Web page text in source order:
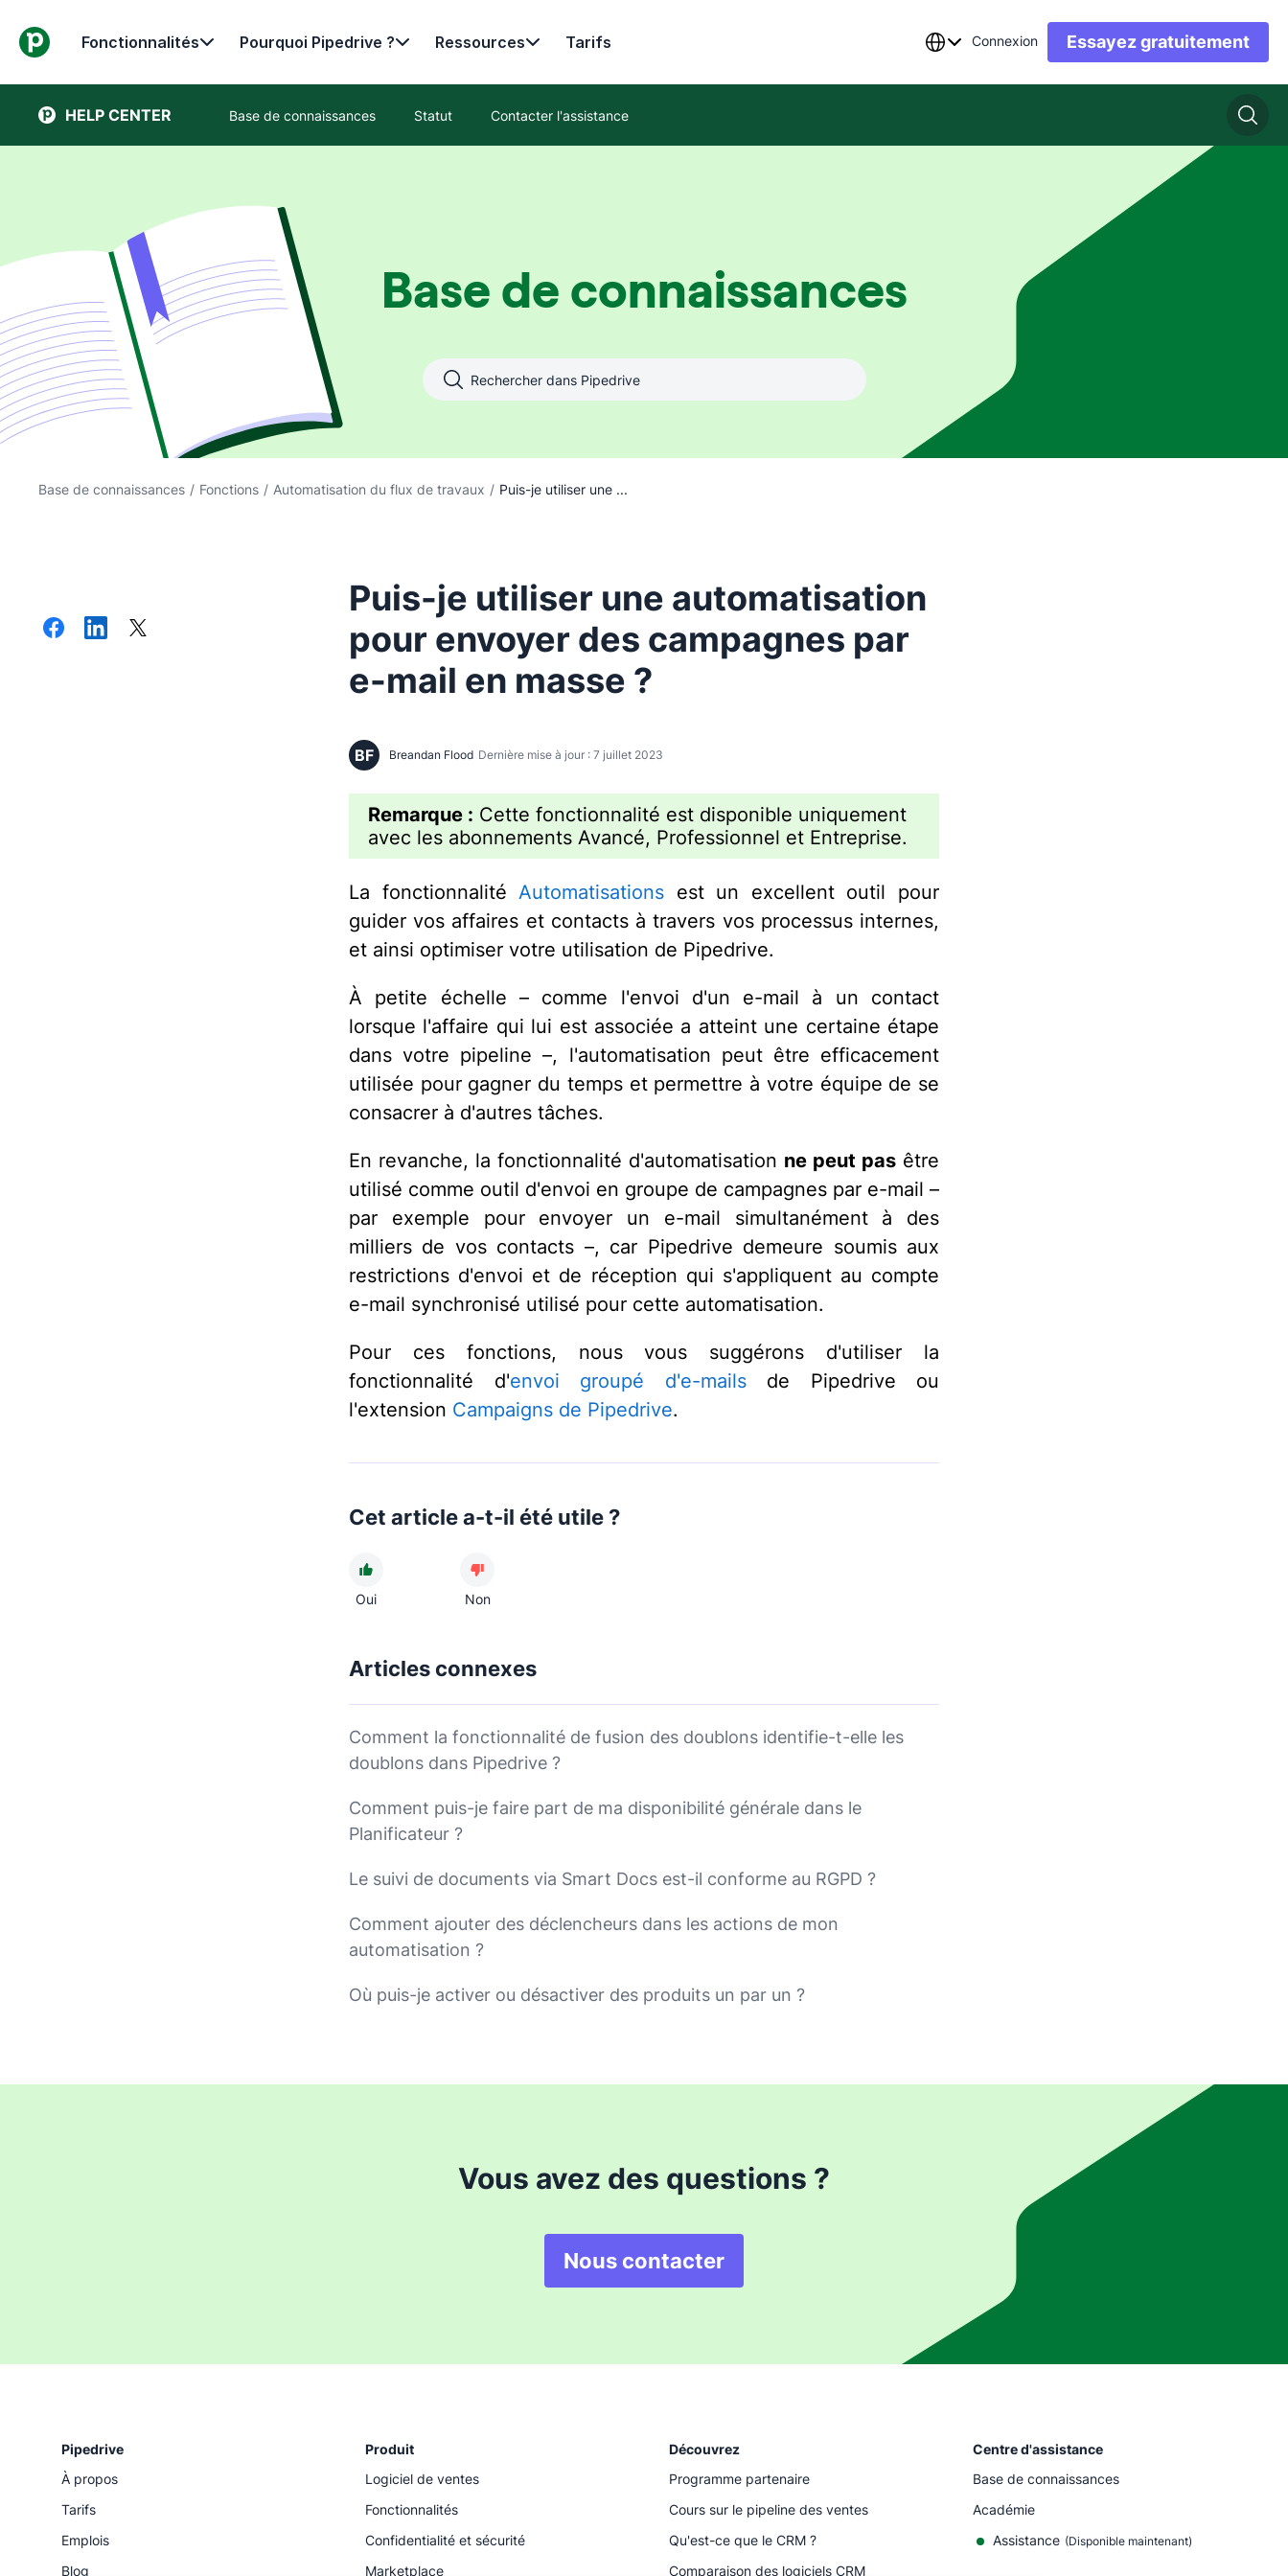
Fonctionnalités Pourquoi Pipedrive ? Ressources Tarifs Connexion Essayez gratuitement
HELP CENTER Base de connaissances Statut Contacter l'assistance
Base de connaissances
Base de connaissances / Fonctions / Automatisation du flux de travaux / Puis-je utiliser une ...
Puis-je utiliser une automatisation
pour envoyer des campagnes par
e-mail en masse ?
BF Breandan Flood Dernière mise à jour : 7 juillet 2023
Remarque : Cette fonctionnalité est disponible uniquement
avec les abonnements Avancé, Professionnel et Entreprise.
La fonctionnalitéAutomatisations est un excellent outil pour
guider vos affaires et contacts à travers vos processus internes,
et ainsi optimiser votre utilisation de Pipedrive.
À petite échelle – comme l'envoi d'un e-mail à un contact
lorsque l'affaire qui lui est associée a atteint une certaine étape
dans votre pipeline –, l'automatisation peut être efficacement
utilisée pour gagner du temps et permettre à votre équipe de se
consacrer à d'autres tâches.
En revanche, la fonctionnalité d'automatisation ne peut pas être
utilisé comme outil d'envoi en groupe de campagnes par e-mail –
par exemple pour envoyer un e-mail simultanément à des
milliers de vos contacts –, car Pipedrive demeure soumis aux
restrictions d'envoi et de réception qui s'appliquent au compte
e-mail synchronisé utilisé pour cette automatisation.
Pour ces fonctions, nous vous suggérons d'utiliser la
fonctionnalité d'envoi groupé d'e-mailsde Pipedrive ou
l'extension Campaigns de Pipedrive.
Cet article a-t-il été utile ?
Oui Non
Articles connexes
Comment la fonctionnalité de fusion des doublons identifie-t-elle les
doublons dans Pipedrive ?
Comment puis-je faire part de ma disponibilité générale dans le
Planificateur ?
Le suivi de documents via Smart Docs est-il conforme au RGPD ?
Comment ajouter des déclencheurs dans les actions de mon
automatisation ?
Où puis-je activer ou désactiver des produits un par un ?
Vous avez des questions ?
Nous contacter
Pipedrive
À propos
Tarifs
Emplois
Blog
Produit
Logiciel de ventes
Fonctionnalités
Confidentialité et sécurité
Marketplace
Découvrez
Programme partenaire
Cours sur le pipeline des ventes
Qu'est-ce que le CRM ?
Comparaison des logiciels CRM
Centre d'assistance
Base de connaissances
Académie
Assistance (Disponible maintenant)